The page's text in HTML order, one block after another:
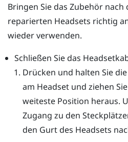
Bringen Sie das Zubehör nach
reparierten Headsets richtig
wieder verwenden.
Schließen Sie das
Drücken und halten Sie
am Headset und ziehen
weiteste Position heraus.
Zugang zu den
den Gurt des Headsets